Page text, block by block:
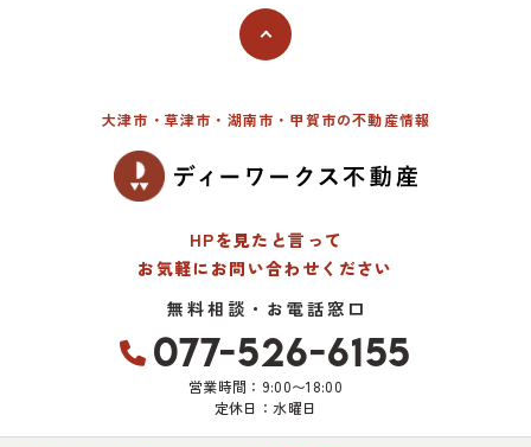
大津市・草津市・湖南市・甲賀市の不動産情報
HPを見たと言って
お気軽にお問い合わせください
無料相談・お電話窓口
077-526-6155
営業時間：9:00〜18:00
定休日：水曜日